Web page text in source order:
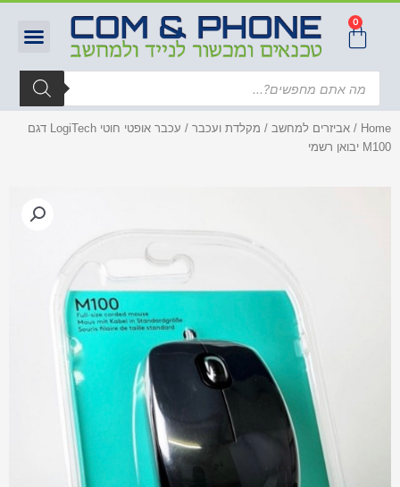
0
Home
/ אביזרים למחשב / מקלדת ועכבר
/ עכבר אופטי חוטי LogiTech דגם
M100 יבואן רשמי